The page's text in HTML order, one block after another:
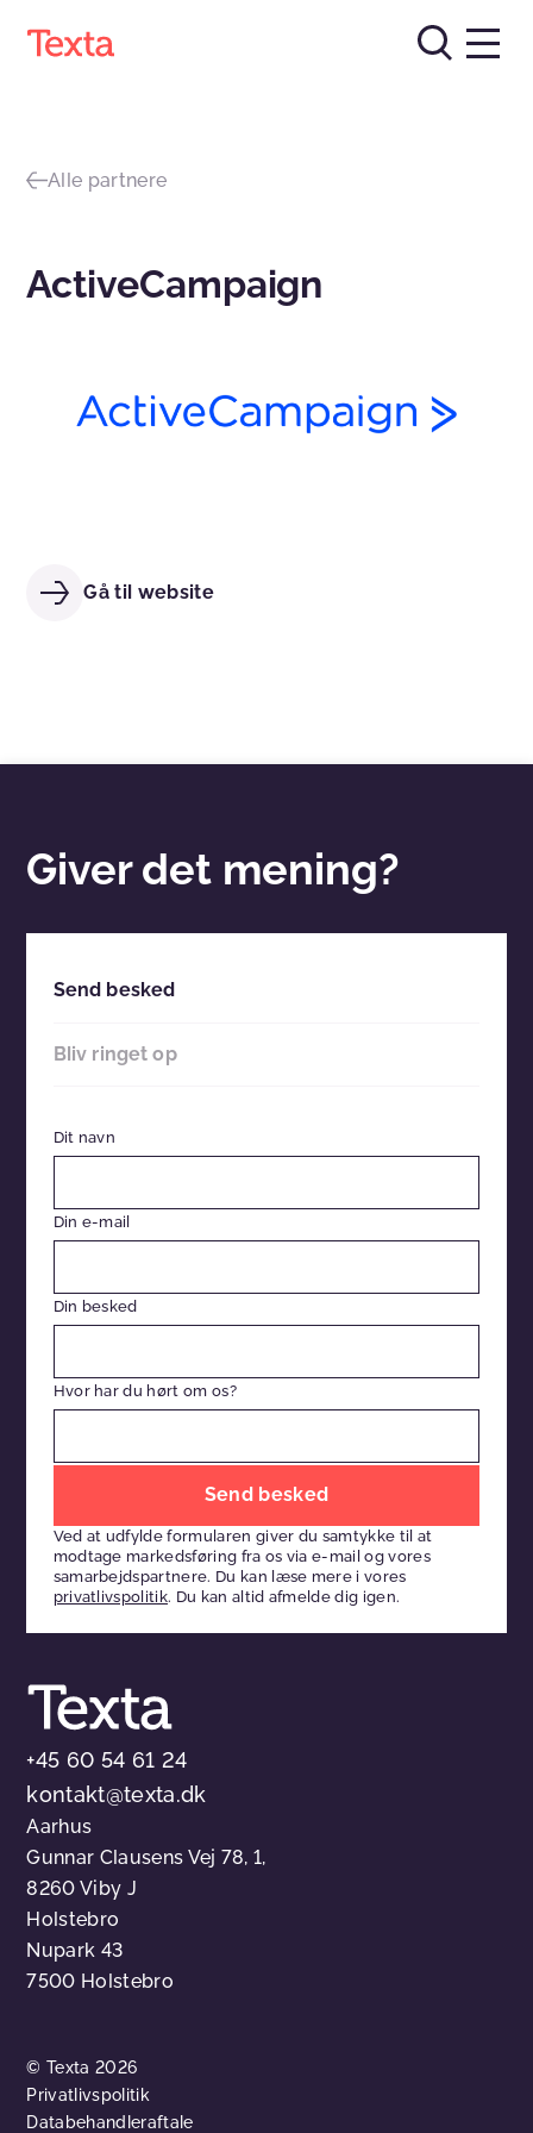
Alle partnere
ActiveCampaign
Gå til website
Giver det mening?
Send besked
Bliv ringet op
Dit navn
Din e-mail
Din besked
Hvor har du hørt om os?
dette
felt
tomt
Ved at udfylde formularen giver du samtykke til at
modtage markedsføring fra os via e-mail og vores
samarbejdspartnere. Du kan læse mere i vores
privatlivspolitik. Du kan altid afmelde dig igen.
+45 60 54 61 24
kontakt@texta.dk
Aarhus
Gunnar Clausens Vej 78, 1,
8260 Viby J
Holstebro
Nupark 43
7500 Holstebro
© Texta 2026
Privatlivspolitik
Databehandleraftale